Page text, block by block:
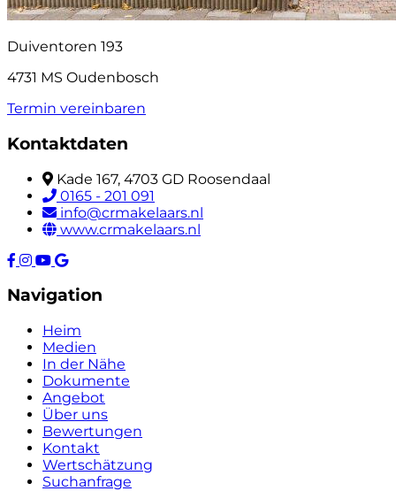
Duiventoren 193
4731 MS Oudenbosch
Termin vereinbaren
Kontaktdaten
Kade 167, 4703 GD Roosendaal
0165 - 201 091
info@crmakelaars.nl
www.crmakelaars.nl
Navigation
Heim
Medien
In der Nähe
Dokumente
Angebot
Über uns
Bewertungen
Kontakt
Wertschätzung
Suchanfrage